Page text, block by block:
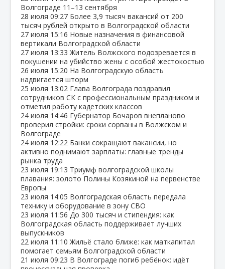
Волгограде 11–13 сентября
28 июля 09:27 Более 3,9 тысяч вакансий от 200
тысяч рублей открыто в Волгоградской области
27 июля 15:16 Новые назначения в финансовой
вертикали Волгоградской области
27 июля 13:33 Житель Волжского подозревается в
покушении на убийство жены с особой жестокостью
26 июля 15:20 На Волгоградскую область
надвигается шторм
25 июля 13:02 Глава Волгограда поздравил
сотрудников СК с профессиональным праздником и
отметил работу кадетских классов
24 июля 14:46 Губернатор Бочаров внепланово
проверил стройки: сроки сорваны в Волжском и
Волгограде
24 июля 12:22 Банки сокращают вакансии, но
активно поднимают зарплаты: главные тренды
рынка труда
23 июля 19:13 Триумф волгоградской школы
плавания: золото Полины Козякиной на первенстве
Европы
23 июля 14:05 Волгоградская область передала
технику и оборудование в зону СВО
23 июля 11:56 До 300 тысяч и стипендия: как
Волгоградская область поддерживает лучших
выпускников
22 июля 11:10 Жильё стало ближе: как маткапитал
помогает семьям Волгоградской области
21 июля 09:23 В Волгограде погиб ребёнок: идёт